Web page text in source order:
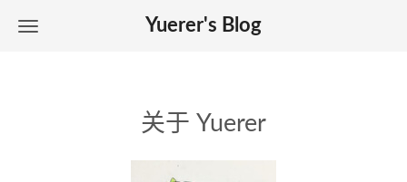
Yuerer's Blog
关于 Yuerer